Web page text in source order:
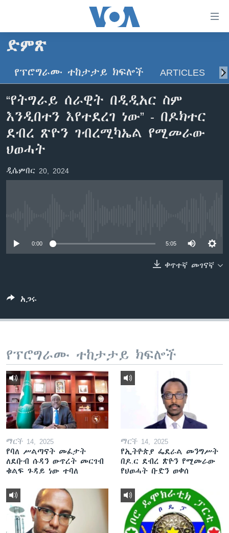
ማገናኛዎች
ዋናው
ይዘት
ወደ
ዋናው
ይዘት
እለፍ
ወደ
ዋናው
ይዘት
ዜና
ኢትዮጵያ
አሜሪካ
መካከለኛው ምሥራቅ
ኑሮ በጤንነት
ከምሽቱ ሦስት ሰዓት የአማርኛ ዜና
ቪዲዮ
የፎቶ መድብሎች
ድምጽ
የፕሮግራሙ ተከታታይ ክፍሎች ARTICLES
“የትግራይ ሰራዊት በዲዲአር ስም
እንዲበተን እየተደረገ ነው” - በዶክተር
ደብረ ጽዮን ገብረሚካኤል የሚመራው
ህወሓት
ዲሴምበር 20, 2024
0:00 5:05
ቀጥተኛ መገናኛ
አጋሩ
የፕሮግራሙ ተከታታይ ክፍሎች
ማርች 14, 2025
የባለ ሥልጣናት መፈታት
ለደቡብ ሱዳን ውጥረት መርገብ
ቁልፍ ጉዳይ ነው ተባለ
ማርች 14, 2025
የኢትዮጵያ ፌደራል መንግሥት
በዶ.ር ደብረ ጽዮን የሚመራው
የህወሓት ቡድን ወቀሰ